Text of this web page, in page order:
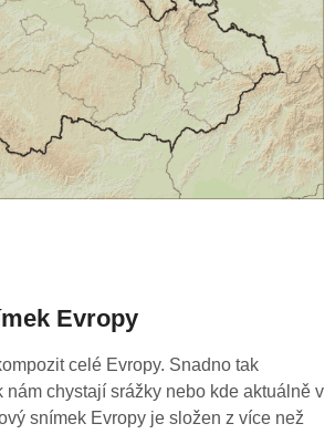
Evropy
celé Evropy. Snadno tak
nám chystají srážky nebo kde aktuálně v
snímek Evropy je složen z více než